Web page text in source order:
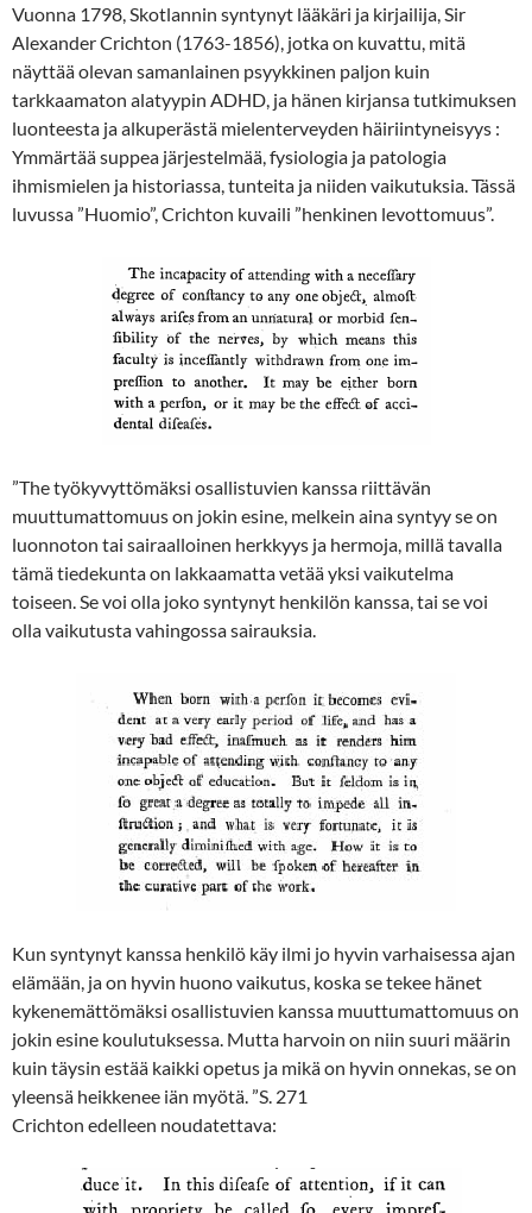
Vuonna 1798, Skotlannin syntynyt lääkäri ja kirjailija, Sir
Alexander Crichton (1763-1856), jotka on kuvattu, mitä
näyttää olevan samanlainen psyykkinen paljon kuin
tarkkaamaton alatyypin ADHD, ja hänen kirjansa tutkimuksen
luonteesta ja alkuperästä mielenterveyden häiriintyneisyys :
Ymmärtää suppea järjestelmää, fysiologia ja patologia
ihmismielen ja historiassa, tunteita ja niiden vaikutuksia. Tässä
luvussa ”Huomio”, Crichton kuvaili ”henkinen levottomuus”.
”The työkyvyttömäksi osallistuvien kanssa riittävän
muuttumattomuus on jokin esine, melkein aina syntyy se on
luonnoton tai sairaalloinen herkkyys ja hermoja, millä tavalla
tämä tiedekunta on lakkaamatta vetää yksi vaikutelma
toiseen. Se voi olla joko syntynyt henkilön kanssa, tai se voi
olla vaikutusta vahingossa sairauksia.
Kun syntynyt kanssa henkilö käy ilmi jo hyvin varhaisessa ajan
elämään, ja on hyvin huono vaikutus, koska se tekee hänet
kykenemättömäksi osallistuvien kanssa muuttumattomuus on
jokin esine koulutuksessa. Mutta harvoin on niin suuri määrin
kuin täysin estää kaikki opetus ja mikä on hyvin onnekas, se on
yleensä heikkenee iän myötä. ”S. 271
Crichton edelleen noudatettava: